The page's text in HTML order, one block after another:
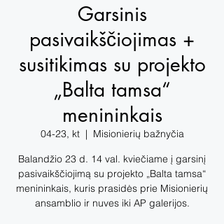
Garsinis
pasivaikščiojimas +
susitikimas su projekto
„Balta tamsa“
menininkais
04-23, kt
  |
Misionierių bažnyčia
Balandžio 23 d. 14 val. kviečiame į garsinį
pasivaikščiojimą su projekto „Balta tamsa“
menininkais, kuris prasidės prie Misionierių
ansamblio ir nuves iki AP galerijos.